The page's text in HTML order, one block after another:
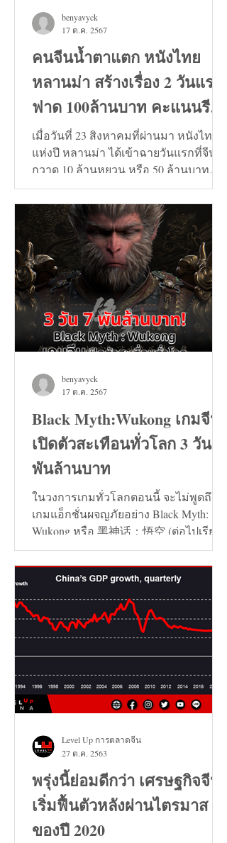
คนจีนน้ำตาแตก หนังไทย
หลานม่า สร้างเรื่อง 2 วันแรก
ฟาด 100ล้านบาท คะแนนรีวิว
9+
เมื่อวันที่ 23 สิงหาคมที่ผ่านมา หนังไทย
แห่งปี หลานม่า ได้เข้าฉายวันแรกที่จีน
กวาด 10 ล้านหยวน หรือ 50 ล้านบาท
และวันที่ 24 สิงหาคมทะลุ...
benyavyck
17 ต.ค. 2567
Black Myth:Wukong เกมจีน
เปิดตัวสะเทือนทั่วโลก 3 วัน 7
พันล้านบาท
ในวงการเกมทั่วโลกตอนนี้ จะไม่พูดถึง
เกมแอ็กชั่นผจญภัยอย่าง Black Myth:
Wukong หรือ 黑神话：悟空 (ต่อไปเรียก
ว่า เกมหงอคง) ไม่ได้เลย...
benyavyck
17 ต.ค. 2567
พรุ่งนี้ย่อมดีกว่า เศรษฐกิจจีน
เริ่มฟื้นตัวหลังผ่านไตรมาส 3
ของปี 2020
Level Up การตลาดจีน
27 ต.ค. 2563